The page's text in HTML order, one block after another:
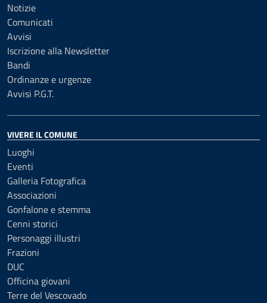
Notizie
Comunicati
Avvisi
Iscrizione alla Newsletter
Bandi
Ordinanze e urgenze
Avvisi P.G.T.
VIVERE IL COMUNE
Luoghi
Eventi
Galleria Fotografica
Associazioni
Gonfalone e stemma
Cenni storici
Personaggi illustri
Frazioni
DUC
Officina giovani
Terre del Vescovado